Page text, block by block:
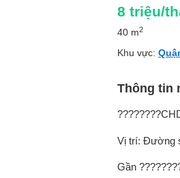
8 triệu/
40 m2
Khu vực:
Thông tin
Vị trí: Đường
Gần